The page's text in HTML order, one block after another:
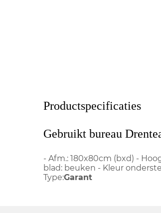
Productspecificaties
Gebruikt bureau
- Afm.: 180x80cm (bxd) -
blad: beuken - Kleur
Type:Garant